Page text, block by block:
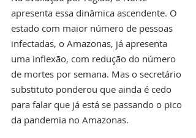
apresenta essa dinâmica ascendente. O
estado com maior número de pessoas
infectadas, o Amazonas, já apresenta
uma inflexão, com redução do número
de mortes por semana. Mas o secretário
substituto ponderou que ainda é cedo
para falar que já está se passando o pico
da pandemia no Amazonas.